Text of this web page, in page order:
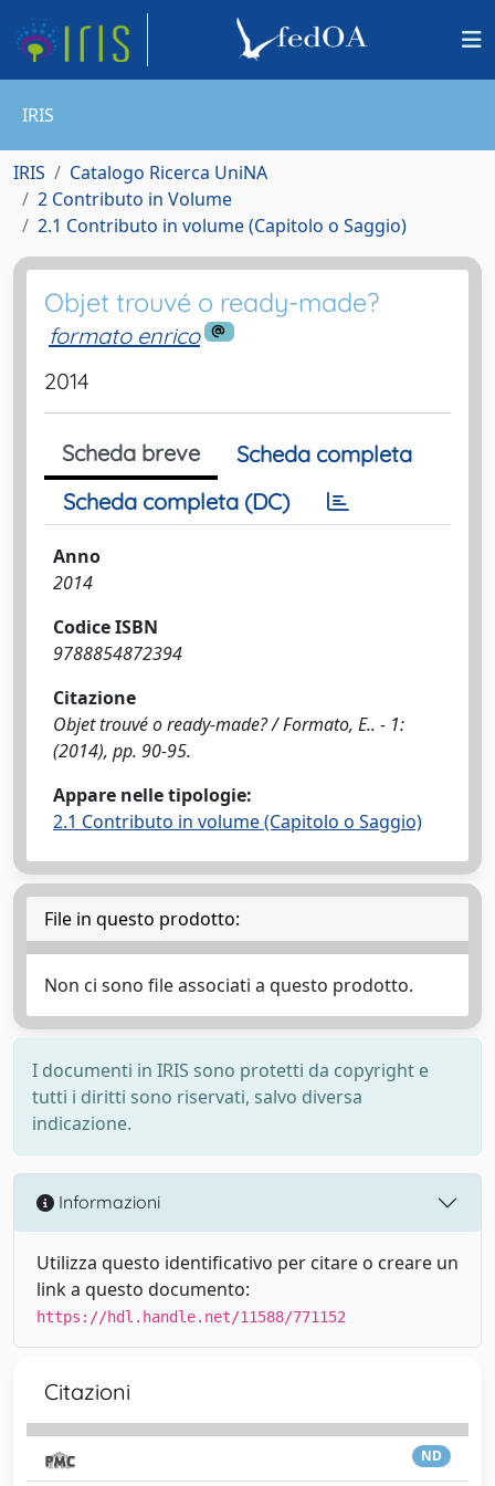
IRIS
IRIS
Catalogo Ricerca UniNA
2 Contributo in Volume
2.1 Contributo in volume (Capitolo o Saggio)
Objet trouvé o ready-made?
formato enrico
2014
Scheda breve
Scheda completa
Scheda completa (DC)
Anno
2014
Codice ISBN
9788854872394
Citazione
Objet trouvé o ready-made? / Formato, E.. - 1:
(2014), pp. 90-95.
Appare nelle tipologie:
2.1 Contributo in volume (Capitolo o Saggio)
File in questo prodotto:
Non ci sono file associati a questo prodotto.
I documenti in IRIS sono protetti da copyright e
tutti i diritti sono riservati, salvo diversa
indicazione.
Informazioni
Utilizza questo identificativo per citare o creare un
link a questo documento:
https://hdl.handle.net/11588/771152
Citazioni
ND